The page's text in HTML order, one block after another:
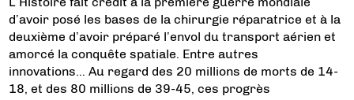
d’avoir posé les bases de la chirurgie réparatrice et à la
deuxième d’avoir préparé l’envol du transport aérien et
amorcé la conquête spatiale. Entre autres
innovations… Au regard des 20 millions de morts de 14-
18, et des 80 millions de 39-45, ces progrès